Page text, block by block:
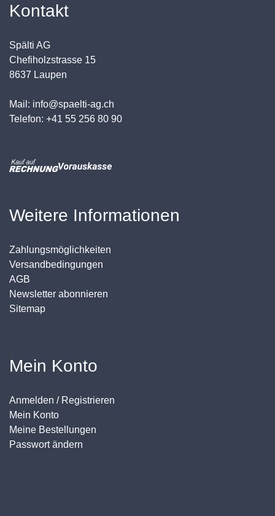
Kontakt
Spälti AG
Chefiholzstrasse 15
8637 Laupen
Mail: info@spaelti-ag.ch
Telefon: +41 55 256 80 90
Weitere Informationen
Zahlungsmöglichkeiten
Versandbedingungen
AGB
Newsletter abonnieren
Sitemap
Mein Konto
Anmelden / Registrieren
Mein Konto
Meine Bestellungen
Passwort ändern